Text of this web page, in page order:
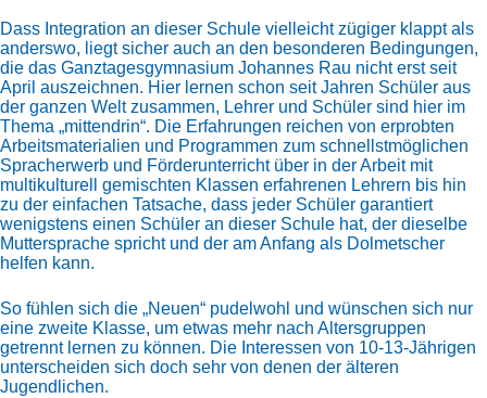
Dass Integration an dieser Schule vielleicht zügiger klappt als
anderswo, liegt sicher auch an den besonderen Bedingungen,
die das Ganztagesgymnasium Johannes Rau nicht erst seit
April auszeichnen. Hier lernen schon seit Jahren Schüler aus
der ganzen Welt zusammen, Lehrer und Schüler sind hier im
Thema „mittendrin“. Die Erfahrungen reichen von erprobten
Arbeitsmaterialien und Programmen zum schnellstmöglichen
Spracherwerb und Förderunterricht über in der Arbeit mit
multikulturell gemischten Klassen erfahrenen Lehrern bis hin
zu der einfachen Tatsache, dass jeder Schüler garantiert
wenigstens einen Schüler an dieser Schule hat, der dieselbe
Muttersprache spricht und der am Anfang als Dolmetscher
helfen kann.
So fühlen sich die „Neuen“ pudelwohl und wünschen sich nur
eine zweite Klasse, um etwas mehr nach Altersgruppen
getrennt lernen zu können. Die Interessen von 10-13-Jährigen
unterscheiden sich doch sehr von denen der älteren
Jugendlichen.